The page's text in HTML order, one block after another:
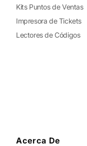
Kits Puntos de Ventas
Impresora de Tickets
Lectores de Códigos
Acerca De